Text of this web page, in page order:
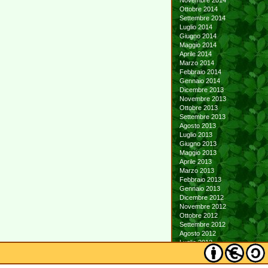
Ottobre 2014
Settembre 2014
Luglio 2014
Giugno 2014
Maggio 2014
Aprile 2014
Marzo 2014
Febbraio 2014
Gennaio 2014
Dicembre 2013
Novembre 2013
Ottobre 2013
Settembre 2013
Agosto 2013
Luglio 2013
Giugno 2013
Maggio 2013
Aprile 2013
Marzo 2013
Febbraio 2013
Gennaio 2013
Dicembre 2012
Novembre 2012
Ottobre 2012
Settembre 2012
Agosto 2012
Luglio 2012
Giugno 2012
Maggio 2012